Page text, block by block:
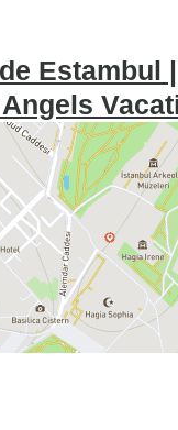
Estambul |